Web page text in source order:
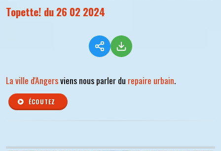
Topette! du 26 02 2024
La ville d'Angersviens nous parler du repaire urbain.
ÉCOUTEZ